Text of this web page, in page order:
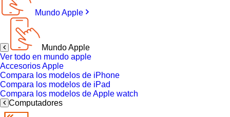
Mundo Apple
Mundo Apple
Ver todo en mundo apple
Accesorios Apple
Compara los modelos de iPhone
Compara los modelos de iPad
Compara los modelos de Apple watch
Computadores